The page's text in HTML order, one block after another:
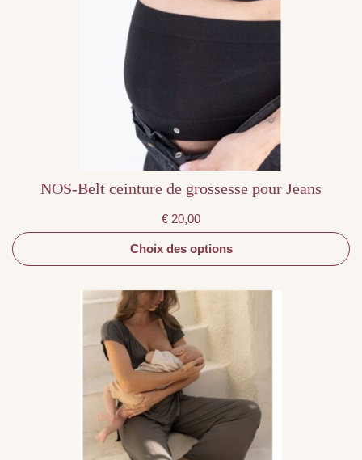
NOS-Belt ceinture de grossesse pour Jeans
€ 20,00
Choix des options
du
produit
Ce
produit
plusieurs
variations.
Les
options
peuvent
être
choisies
page
du